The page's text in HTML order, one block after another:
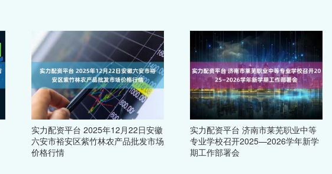
实力配资平台 2025年12月22日安徽
六安市裕安区紫竹林农产品批发市场
价格行情
实力配资平台 济南市莱芜职业中等
专业学校召开2025—2026学年新学
期工作部署会